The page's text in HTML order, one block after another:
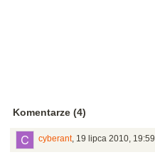
Komentarze (4)
cyberant, 19 lipca 2010, 19:59